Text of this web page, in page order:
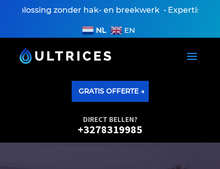
zonder hak- en breekwerk •
NL EN
GRATIS OFFERTE →
DIRECT BELLEN?
+3278319985